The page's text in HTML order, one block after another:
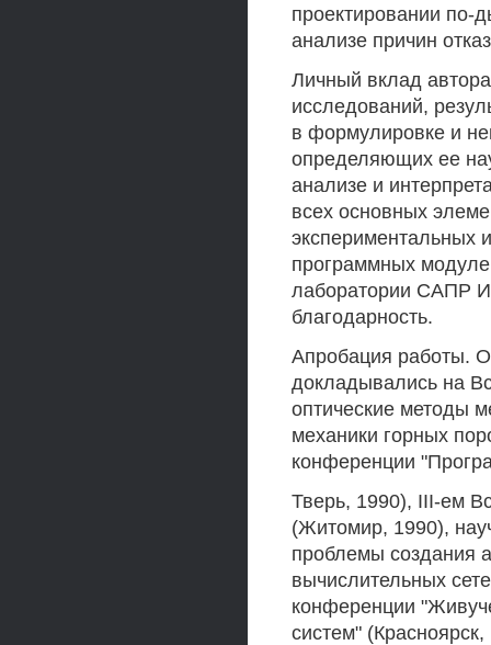
проектировании
анализе причин
Личный вклад
исследований,
в формулировке и
определяющих ее
анализе и
всех основных
экспериментальных
программных
лаборатории САПР
благодарность.
Апробация работы.
докладывались на
оптические методы
механики горных
конференции
Тверь, 1990), III-ем
(Житомир, 1990),
проблемы создания
вычислительных
конференции
систем"